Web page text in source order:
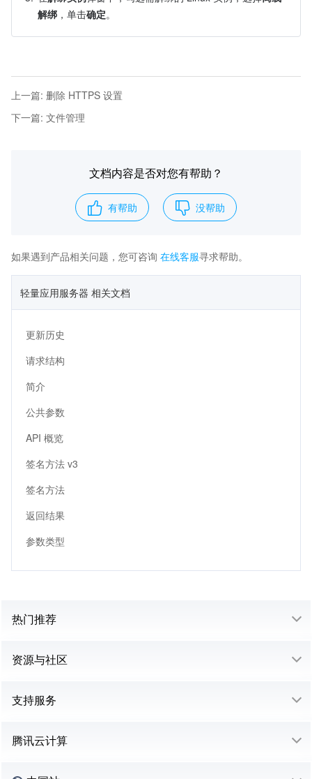
解绑 ，单击确定。
上一篇: 删除 HTTPS 设置
下一篇: 文件管理
文档内容是否对您有帮助？
有帮助 没帮助
如果遇到产品相关问题，您可咨询 在线客服寻求帮助。
轻量应用服务器 相关文档
更新历史
请求结构
简介
公共参数
API 概览
签名方法 v3
签名方法
返回结果
参数类型
热门推荐
资源与社区
支持服务
腾讯云计算